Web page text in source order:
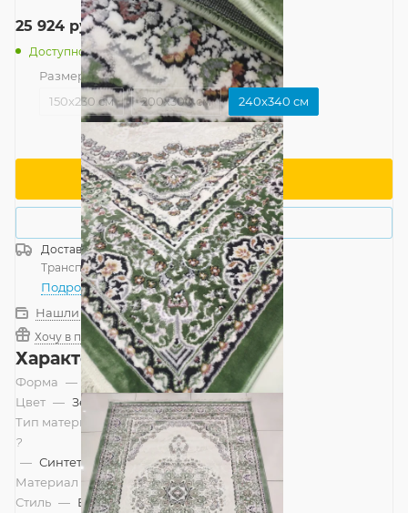
25 924 руб./шт
Доступно: 3
Размер — 240x340 см
150x230 см
200x300 см 240x340 см
В корзину
Купить в 1 клик
ДоставкаРоссия
Транспортной компанией—бесплатно
Подробнее
Нашли дешевле?
Хочу в подарок
Характеристики
Форма — Прямоугольник
Цвет — Зеленый, Мятный
Тип материала
?
— Синтетический
Материал
— Полиэстер
Стиль — Восточный